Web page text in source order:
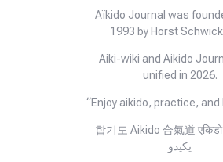
Aïkido Journal was
1993 by Horst
Aiki-wiki and Aikido
unified in 2026.
“Enjoy aikido, practice, and
합기도 Aikido 合氣道
يكيدو